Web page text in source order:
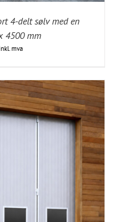
4-delt sølv med en
4500 mm
inkl. mva